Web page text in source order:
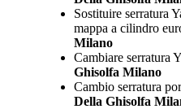
Sostituire serratura
mappa a cilindro
Milano
Cambiare serratura
Ghisolfa Milano
Cambio serratura
Della Ghisolfa